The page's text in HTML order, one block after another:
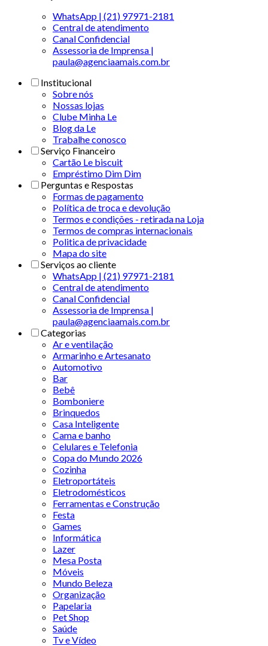
WhatsApp | (21) 97971-2181
Central de atendimento
Canal Confidencial
Assessoria de Imprensa |
paula@agenciaamais.com.br
Institucional
Sobre nós
Nossas lojas
Clube Minha Le
Blog da Le
Trabalhe conosco
Serviço Financeiro
Cartão Le biscuit
Empréstimo Dim Dim
Perguntas e Respostas
Formas de pagamento
Política de troca e devolução
Termos e condições - retirada na Loja
Termos de compras internacionais
Politica de privacidade
Mapa do site
Serviços ao cliente
WhatsApp | (21) 97971-2181
Central de atendimento
Canal Confidencial
Assessoria de Imprensa |
paula@agenciaamais.com.br
Categorias
Ar e ventilação
Armarinho e Artesanato
Automotivo
Bar
Bebê
Bomboniere
Brinquedos
Casa Inteligente
Cama e banho
Celulares e Telefonia
Copa do Mundo 2026
Cozinha
Eletroportáteis
Eletrodomésticos
Ferramentas e Construção
Festa
Games
Informática
Lazer
Mesa Posta
Móveis
Mundo Beleza
Organização
Papelaria
Pet Shop
Saúde
Tv e Vídeo